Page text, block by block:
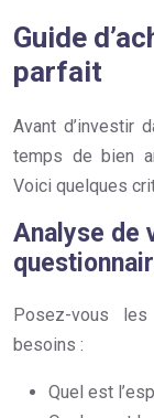
Guide
parfait
Avant d’investir
temps de bien
Voici quelques
Analyse de
Posez-vous
besoins :
Quel est